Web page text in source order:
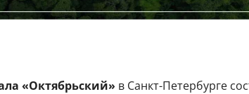
«Октябрьский» в Санкт-Петербурге